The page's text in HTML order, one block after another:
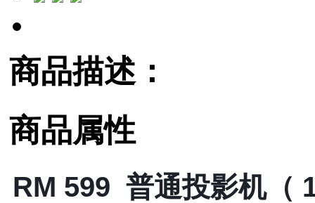
商品描述：
商品属性
RM 599 普通投影机（